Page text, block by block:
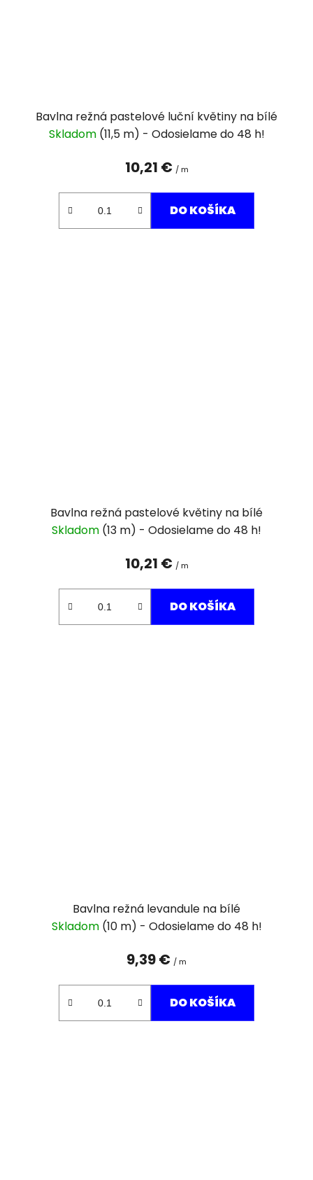
Bavlna režná pastelové luční květiny na bílé
Skladom (11,5 m)
10,21 € / m
DO KOŠÍKA
Bavlna režná pastelové květiny na bílé
Skladom (13 m)
10,21 € / m
DO KOŠÍKA
Bavlna režná levandule na bílé
Skladom (10 m)
9,39 € / m
DO KOŠÍKA